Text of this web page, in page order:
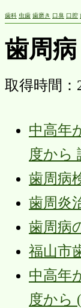
歯科 虫歯 歯磨き 口臭 口腔
歯周
取得時間：
中高年
度から
歯周病
歯周炎
歯周病
福山市
中高年
度から